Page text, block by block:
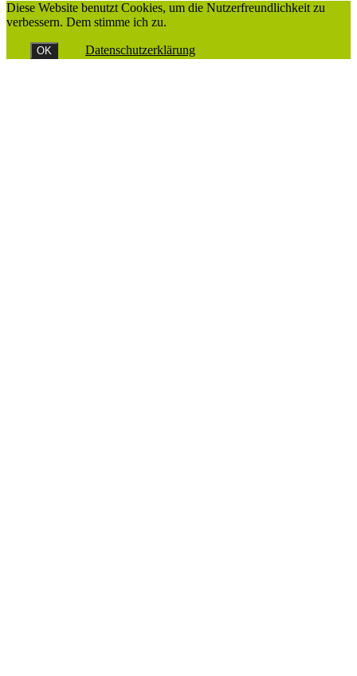
Diese Website benutzt Cookies, um die Nutzerfreundlichkeit zu
verbessern. Dem stimme ich zu.
OK Datenschutzerklärung